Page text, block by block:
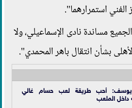
استمرارهما".
مساندة نادى الإسماعيلي، ولا
بشأن انتقال باهر المحمدي".
أحب طريقة لعب حسام غالي
الملعب